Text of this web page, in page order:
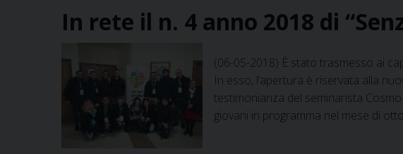
In rete il n. 4 anno 2018 di
(06-05-2018) È stato trasmesso ai
In esso, l’apertura è riservata alla
testimonianza del seminarista
giovani in programma nel mese di